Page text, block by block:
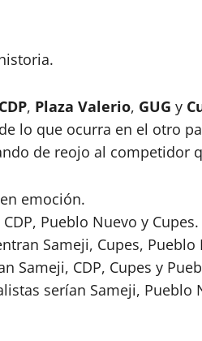
CDP, Plaza Valerio, GUG y
lo que ocurra en el otro
de reojo al competidor
emoción.
Pueblo Nuevo y Cupes.
Sameji, Cupes, Pueblo
Sameji, CDP, Cupes y
serían Sameji, Pueblo